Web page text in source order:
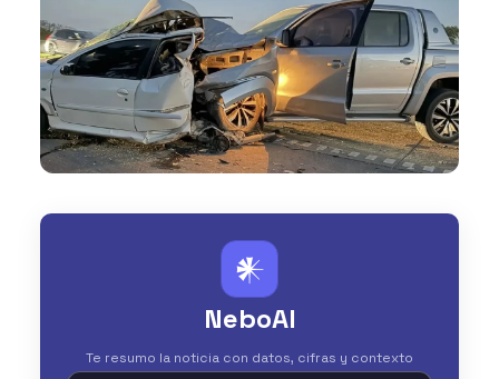
𒀭
NeboAI
Te resumo la noticia con datos, cifras y contexto